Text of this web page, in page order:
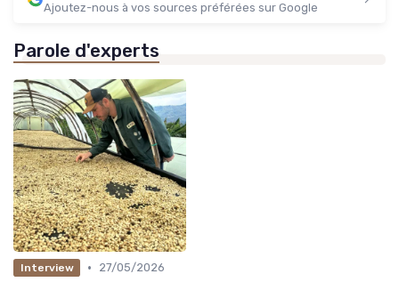
Ajoutez-nous à vos sources préférées sur Google
Parole d'experts
Interview •
27/05/2026